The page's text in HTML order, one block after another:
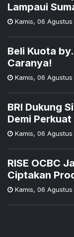
Lampaui
Kamis, 06 Agustus
Beli Kuota
Caranya!
Kamis, 06 Agustus
BRI Dukung
Demi
Kamis, 06 Agustus
RISE OCBC
Ciptakan
Kamis, 06 Agustus